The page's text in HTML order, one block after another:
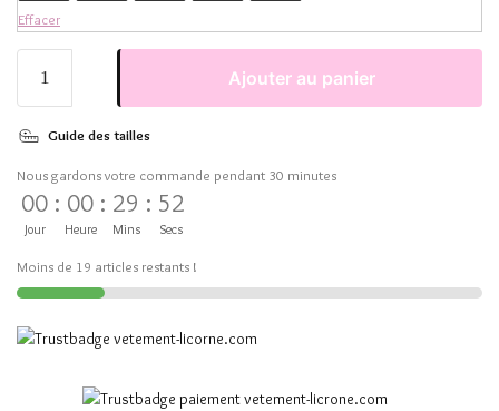
Effacer
Ajouter au panier
Guide des tailles
Nous gardons votre commande pendant 30 minutes
00
Jour
: 00
Heure
: 29
Mins
: 51
Secs
Moins de 19 articles restants !